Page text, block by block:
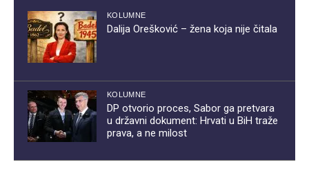
KOLUMNE
Dalija Orešković – žena koja nije čitala
KOLUMNE
DP otvorio proces, Sabor ga pretvara
u državni dokument: Hrvati u BiH traže
prava, a ne milost